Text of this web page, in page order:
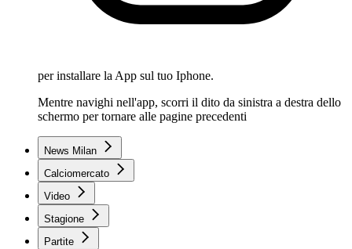
per installare la App sul tuo Iphone.
Mentre navighi nell'app, scorri il dito da sinistra a destra dello
schermo per tornare alle pagine precedenti
News Milan
Calciomercato
Video
Stagione
Partite